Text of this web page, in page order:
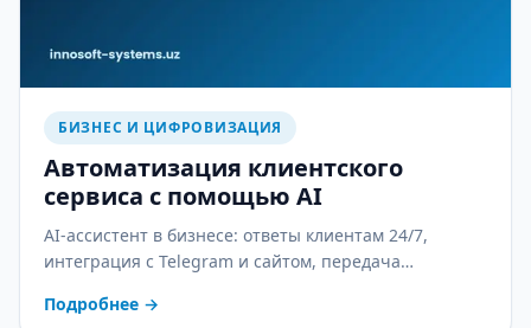
БИЗНЕС И ЦИФРОВИЗАЦИЯ
Автоматизация клиентского
сервиса с помощью AI
AI-ассистент в бизнесе: ответы клиентам 24/7,
интеграция с Telegram и сайтом, передача
планом внедрения.
Подробнее →